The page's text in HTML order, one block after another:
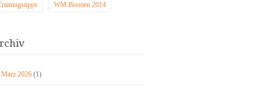
WM Bremen 2014
März 2026 (1)